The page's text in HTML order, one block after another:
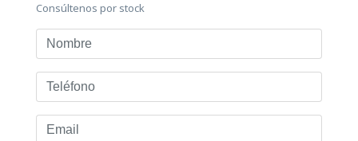
Consúltenos por stock
Nombre
Teléfono
Email